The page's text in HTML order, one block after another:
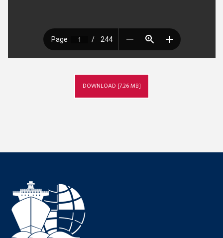
DOWNLOAD [7.26 MB]